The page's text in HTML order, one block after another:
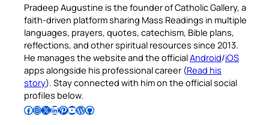
Pradeep Augustine is the founder of Catholic Gallery, a
faith-driven platform sharing Mass Readings in multiple
languages, prayers, quotes, catechism, Bible plans,
reflections, and other spiritual resources since 2013.
He manages the website and the officialAndroid/iOS
apps alongside his professional career (Read his
story). Stay connected with him on the official social
profiles below.
Follow Pradeep on Facebook Follow Pradeep on InstagramFollow Pradeep on X Follow Pradeep on LinkedIn Follow Pradeep on Pinterest Subscribe to Pradeep’s Youtube Channel Follow Pradeep on WordPress Follow Pradeep on GitHub